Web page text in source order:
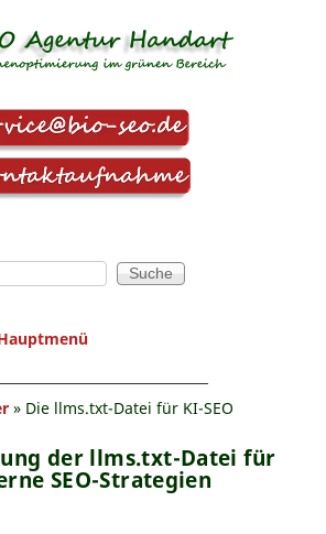
zum Inhalt
» Die llms.txt-Datei für KI-SEO
der llms.txt-Datei für
SEO-Strategien